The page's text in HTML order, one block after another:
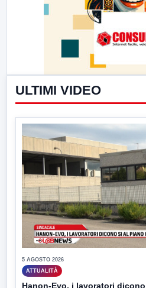
ULTIMI VIDEO
5 AGOSTO 2026
ATTUALITÀ
Hanon-Evo, i lavoratori